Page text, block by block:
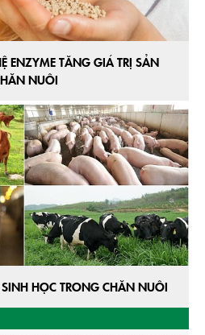
ENZYME TĂNG GIÁ TRỊ SẢN
NUÔI
HỌC TRONG CHĂN NUÔI